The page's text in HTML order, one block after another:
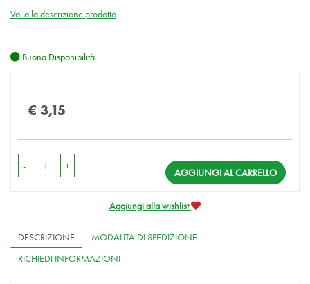
Vai alla descrizione prodotto
Buona Disponibilità
€ 3,15
- +
AGGIUNGI AL CARRELLO
Aggiungi alla wishlist
DESCRIZIONE
MODALITÀ DI SPEDIZIONE
RICHIEDI INFORMAZIONI